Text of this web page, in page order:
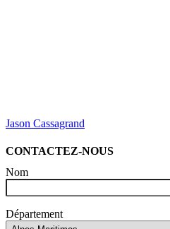
Jason Cassagrand
CONTACTEZ-NOUS
Nom
Département